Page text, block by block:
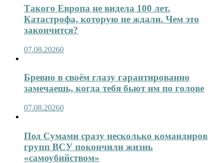
Такого Европа не видела 100 лет.
Катастрофа, которую не ждали. Чем это
закончится?
07.08.20260
Бревно в своём глазу гарантированно
замечаешь, когда тебя бьют им по голове
07.08.20260
Под Сумами сразу несколько командиров
групп ВСУ покончили жизнь
«самоубийством»